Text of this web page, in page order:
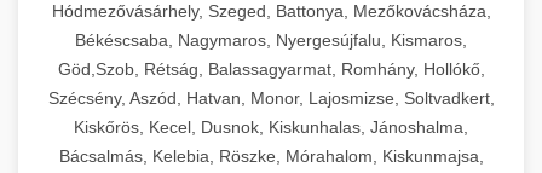
Hódmezővásárhely, Szeged, Battonya, Mezőkovácsháza,
Békéscsaba, Nagymaros, Nyergesújfalu, Kismaros,
Göd,Szob, Rétság, Balassagyarmat, Romhány, Hollókő,
Szécsény, Aszód, Hatvan, Monor, Lajosmizse, Soltvadkert,
Kiskőrös, Kecel, Dusnok, Kiskunhalas, Jánoshalma,
Bácsalmás, Kelebia, Röszke, Mórahalom, Kiskunmajsa,